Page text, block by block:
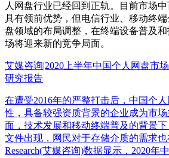
人网盘行业已经回到正轨。目前市场
具有领前优势，但电信行业、移动终
盘领域的布局调整，在终端设备普及
场将迎来新的竞争局面。
艾媒咨询|2020上半年中国个人网盘市
研究报告
在遭受2016年的严整打击后，中国个
性，具备较强资质背景的企业成为市
面，技术发展和移动终端普及的背景
文件出现，网民对于存储介质的需求也
Research(艾媒咨询)数据显示，2020年